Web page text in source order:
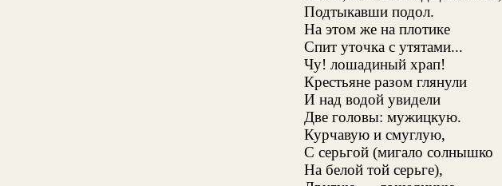
Подтыкавши подол.
На этом же на плотике
Спит уточка с утятами...
Чу! лошадиный храп!
Крестьяне разом глянули
И над водой увидели
Две головы: мужицкую.
Курчавую и смуглую,
С серьгой (мигало солнышко
На белой той серьге),